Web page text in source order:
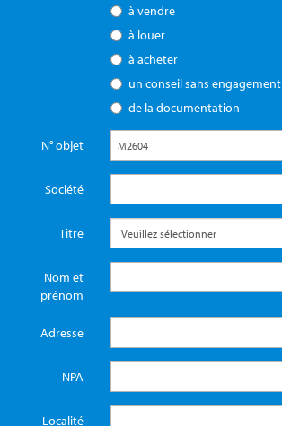
à vendre
à louer
à acheter
un conseil sans engagement
de la documentation
N° objet
Société
Titre
Nom et
prénom
Adresse
NPA
Localité